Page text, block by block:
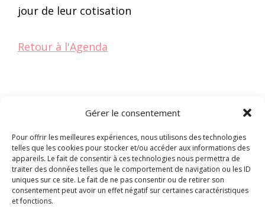
Gérer le consentement
Pour offrir les meilleures expériences, nous utilisons des technologies
telles que les cookies pour stocker et/ou accéder aux informations des
appareils. Le fait de consentir à ces technologies nous permettra de
traiter des données telles que le comportement de navigation ou les ID
uniques sur ce site. Le fait de ne pas consentir ou de retirer son
consentement peut avoir un effet négatif sur certaines caractéristiques
et fonctions.
jour de leur cotisation
Retour à l'Agenda
Signify-Child By Club Photo IUT Vannes @2024